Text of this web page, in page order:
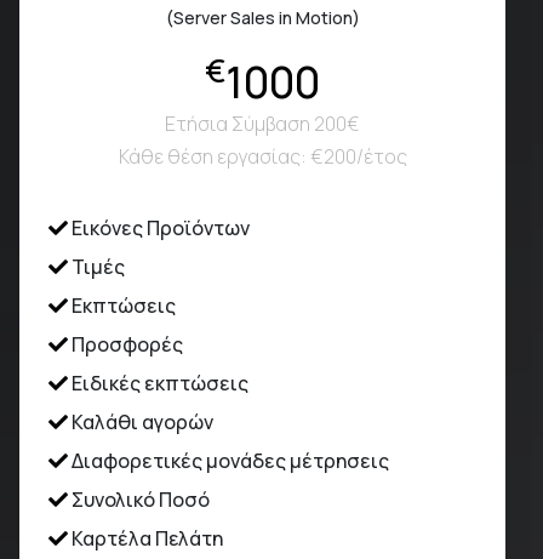
(Server Sales in Motion)
€1000
Ετήσια Σύμβαση 200€
Κάθε θέση εργασίας: €200/έτος
Εικόνες Προϊόντων
Τιμές
Εκπτώσεις
Προσφορές
Ειδικές εκπτώσεις
Καλάθι αγορών
Διαφορετικές μονάδες μέτρησεις
Συνολικό Ποσό
Καρτέλα Πελάτη